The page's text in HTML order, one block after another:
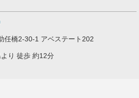
任橋2-30-1 アベステート202
り 徒歩 約12分